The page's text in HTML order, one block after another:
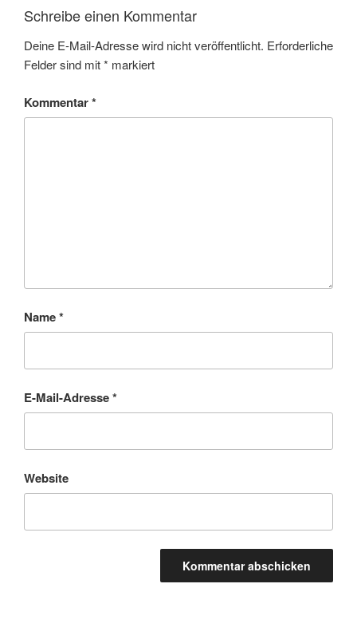
Schreibe einen Kommentar
Deine E-Mail-Adresse wird nicht veröffentlicht. Erforderliche
Felder sind mit* markiert
Kommentar*
Name*
E-Mail-Adresse*
Website